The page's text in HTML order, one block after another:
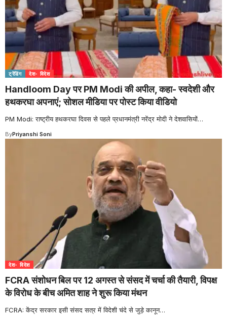
ट्रेंडिंग देश- विदेश
Handloom Day पर PM Modi की अपील, कहा- स्वदेशी और
हथकरघा अपनाएं; सोशल मीडिया पर पोस्ट किया वीडियो
PM Modi: राष्ट्रीय हथकरघा दिवस से पहले प्रधानमंत्री नरेंद्र मोदी ने देशवासियों…
ByPriyanshi Soni
देश- विदेश
FCRA संशोधन बिल पर 12 अगस्त से संसद में चर्चा की तैयारी, विपक्ष
के विरोध के बीच अमित शाह ने शुरू किया मंथन
FCRA: केंद्र सरकार इसी संसद सत्र में विदेशी चंदे से जुड़े कानून…